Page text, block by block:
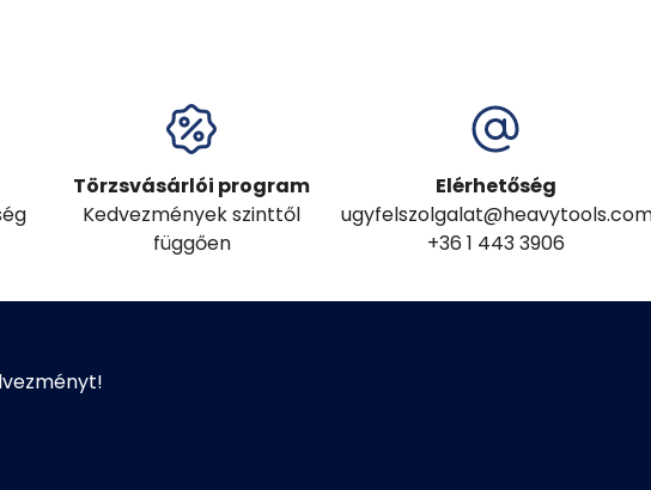
Törzsvásárlói program
Kedvezmények szinttől
függően
Elérhetőség
+36 1 443 3906